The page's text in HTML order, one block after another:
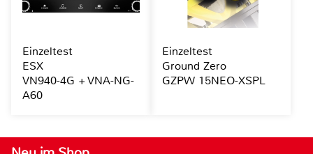
Einzeltest
ESX
VN940-4G + VNA-NG-
A60
Einzeltest
Ground Zero
GZPW 15NEO-XSPL